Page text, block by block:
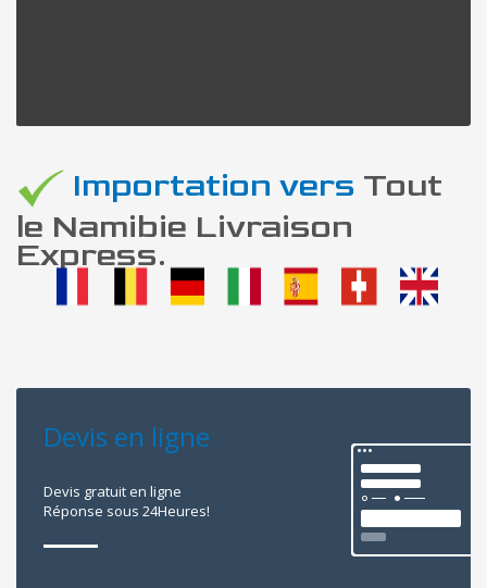
Importation vers Tout
le Namibie Livraison
Express.
Devis en ligne
Devis gratuit en ligne
Réponse sous 24Heures!